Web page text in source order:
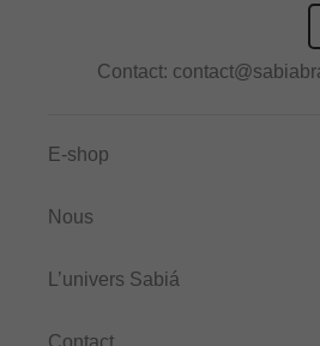
Contact:
E-shop
Nous
L’univers Sabiá